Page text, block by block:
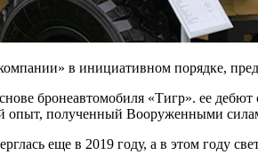
в инициативном порядке,
бронеавтомобиля «Тигр». ее
опыт, полученный Вооруженными
еще в 2019 году, а в этом году